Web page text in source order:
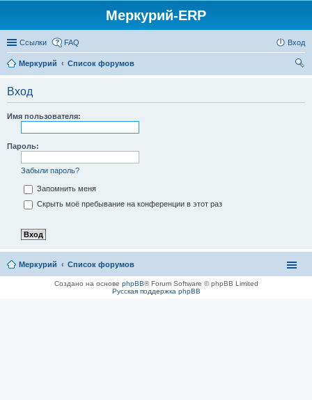
Меркурий-ERP
Ссылки FAQ Вход
Меркурий
Список форумов
Вход
Имя пользователя:
Пароль:
Забыли пароль?
Запомнить меня
Скрыть моё пребывание на конференции в этот раз
Меркурий Список форумов
Создано на основе phpBB® Forum Software © phpBB Limited
Русская поддержка phpBB